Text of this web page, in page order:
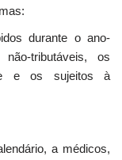
durante o ano-
tributáveis, os
e os sujeitos à
a médicos,